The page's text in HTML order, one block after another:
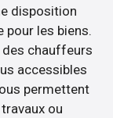
disposition
pour les biens.
des chauffeurs
accessibles
permettent
ou